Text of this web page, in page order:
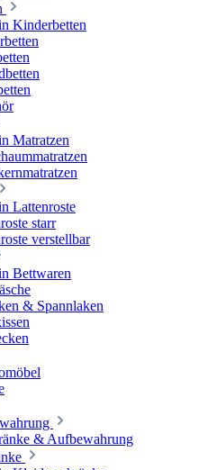
Kinderbetten
Matratzen
Lattenroste
starr
verstellbar
Bettwaren
& Spannlaken
& Aufbewahrung